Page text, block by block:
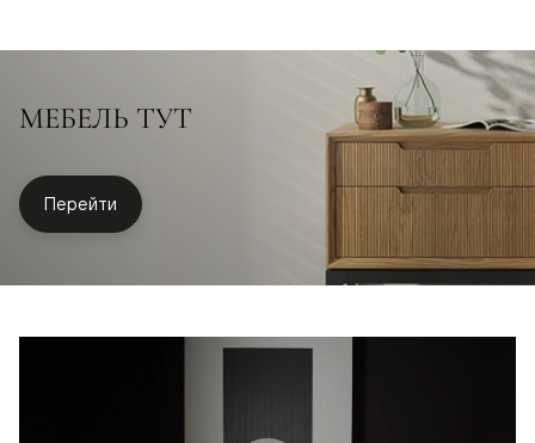
МЕБЕЛЬ ТУТ
Перейти